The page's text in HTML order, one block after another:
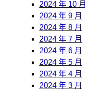
2024 年 10 月
2024 年 9 月
2024 年 8 月
2024 年 7 月
2024 年 6 月
2024 年 5 月
2024 年 4 月
2024 年 3 月